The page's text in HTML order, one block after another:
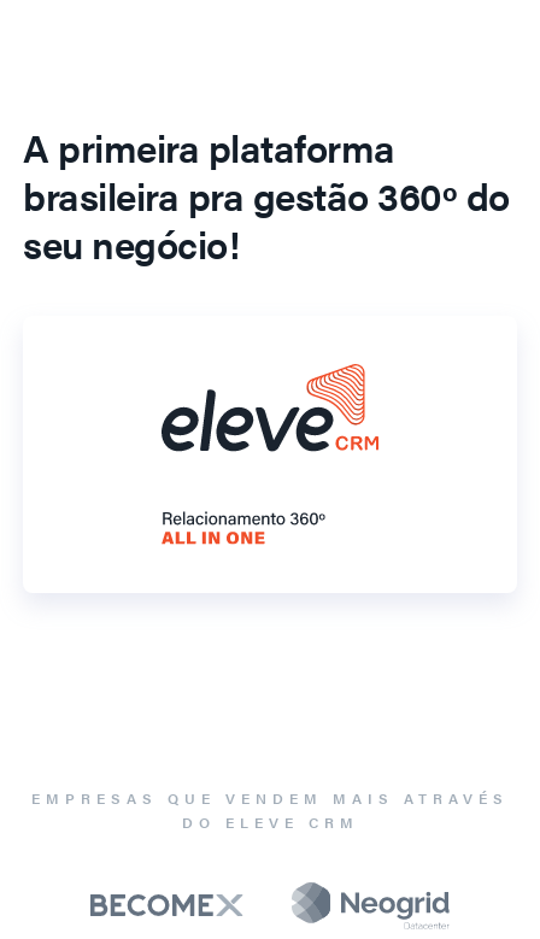
A primeira plataforma
brasileira pra gestão 360º do
seu negócio!
EMPRESAS QUE VENDEM MAIS ATRAVÉS
DO ELEVE CRM